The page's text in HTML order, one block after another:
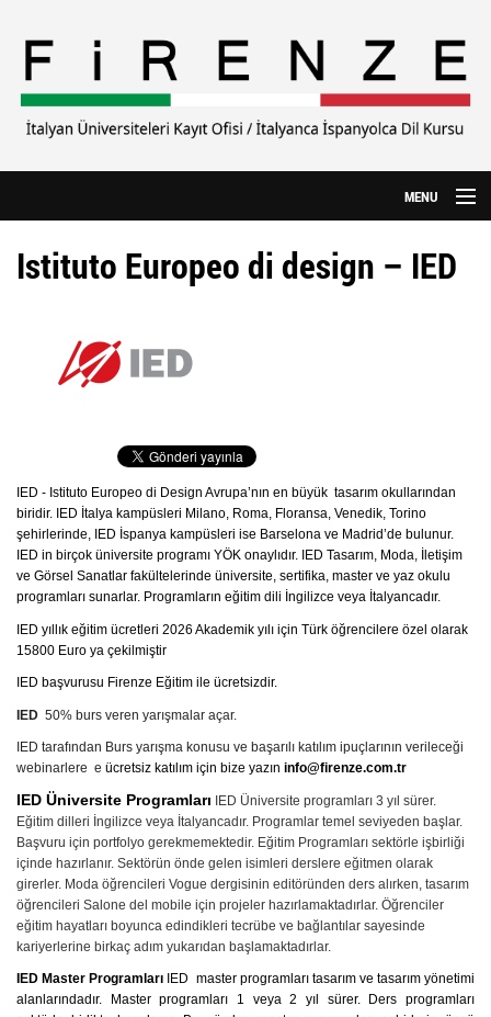
MENU
CILS Sınavı
Yurtdışı Eğitim
İtalyanca Kursu
İspanyolca Kursu
Burs Yarışmaları
İtalyan Devlet Üniversiteleri
İtalyan Üniversitelerine Hazırlık
Dil Okulları
Yaz Okulu
Gurur Tablomuz
İletişim
Istituto Europeo di design – IED
IED - Istituto Europeo di Design Avrupa’nın en büyük tasarım okullarından
biridir. IED İtalya kampüsleri Milano, Roma, Floransa, Venedik, Torino
şehirlerinde, IED İspanya kampüsleri ise Barselona ve Madrid’de bulunur.
IED in birçok üniversite programı YÖK onaylıdır. IED Tasarım, Moda, İletişim
ve Görsel Sanatlar fakültelerinde üniversite, sertifika, master ve yaz okulu
programları sunarlar. Programların eğitim dili İngilizce veya İtalyancadır.
IED yıllık eğitim ücretleri 2026 Akademik yılı için Türk öğrencilere özel olarak
15800 Euro ya çekilmiştir
IED başvurusu Firenze Eğitim ile ücretsizdir.
IED 50% burs veren yarışmalar açar.
IED tarafından Burs yarışma konusu ve başarılı katılım ipuçlarının verileceği
webinarlere e ücretsiz katılım için bize yazın info@firenze.com.tr
IED Üniversite Programları IED Üniversite programları 3 yıl sürer.
Eğitim dilleri İngilizce veya İtalyancadır. Programlar temel seviyeden başlar.
Başvuru için portfolyo gerekmemektedir. Eğitim Programları sektörle işbirliği
içinde hazırlanır. Sektörün önde gelen isimleri derslere eğitmen olarak
girerler. Moda öğrencileri Vogue dergisinin editöründen ders alırken, tasarım
öğrencileri Salone del mobile için projeler hazırlamaktadırlar. Öğrenciler
eğitim hayatları boyunca edindikleri tecrübe ve bağlantılar sayesinde
kariyerlerine birkaç adım yukarıdan başlamaktadırlar.
IED Master Programları IED master programları tasarım ve tasarım yönetimi
alanlarındadır. Master programları 1 veya 2 yıl sürer. Ders programları